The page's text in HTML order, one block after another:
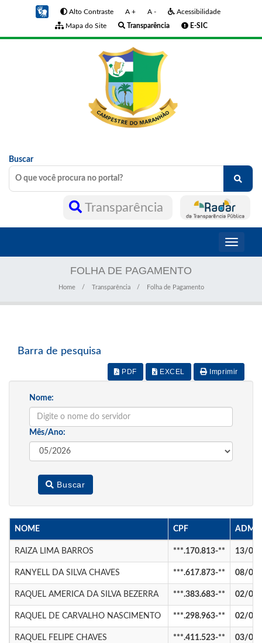
Alto Contraste A + A -
Acessibilidade
Mapa do Site
Transparência E-SIC
Buscar
Transparência
Toggle
FOLHA DE PAGAMENTO
Home Transparência Folha de Pagamento
Barra de pesquisa
PDF EXCEL Imprimir
Nome:
Mês/Ano:
Buscar
NOME CPF
RAIZA LIMA BARROS ***.170.813-** 13/
RANYELL DA SILVA CHAVES ***.617.873-** 08/04/
RAQUEL AMERICA DA SILVA BEZERRA ***.383.683-** 02/02/
RAQUEL DE CARVALHO NASCIMENTO ***.298.963-** 02/02/
RAQUEL FELIPE CHAVES ***.411.523-** 03/02/